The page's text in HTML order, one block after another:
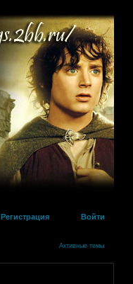
Регистрация Войти
Активные темы